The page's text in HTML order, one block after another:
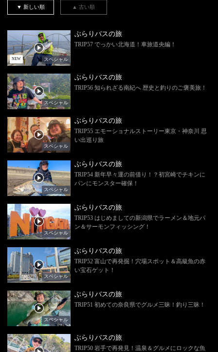
▼ 新しい順 ▲ 古い順
NEW スペシャル
ぶらりバスの旅
TRIP57 でっかい北海道！車旅道央編！
スペシャル
ぶらりバスの旅
TRIP56 知られざる南紀へ 歴史と釣りのご褒美旅！
スペシャル
ぶらりバスの旅
TRIP55 エモーショナルストーリー東京・神奈川 思
い出巡り旅
スペシャル
ぶらりバスの旅
TRIP54 新年早々運の前借り！？初宮崎でチキンに
パンにモンスター確保！
スペシャル
ぶらりバスの旅
TRIP53 はじめましての新潟県でラーメン＆地元パ
ン＆サーモンフィッシング！
スペシャル
ぶらりバスの旅
TRIP52 富山で再発掘！穴場スポット＆高級魚の赤
い宝石ゲット！
スペシャル
ぶらりバスの旅
TRIP51 初めての奈良県でグルメ三昧！釣り三昧！
ぶらりバスの旅
TRIP50 岩手で再発見！温泉＆グルメにロックな魚